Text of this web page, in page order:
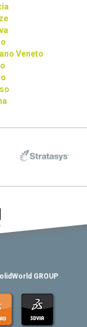
Veneto
GROUP